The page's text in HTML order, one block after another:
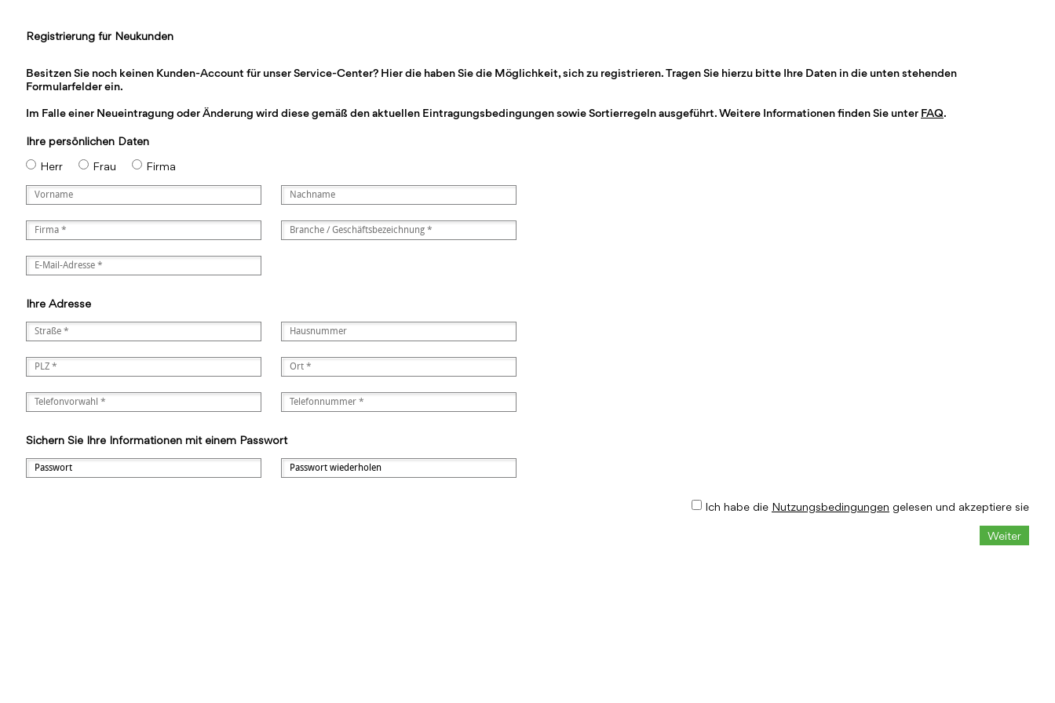
Registrierung für Neukunden
Besitzen Sie noch keinen Kunden-Account für unser Service-Center? Hier die haben Sie die Möglichkeit, sich zu registrieren. Tragen Sie hierzu bitte Ihre Daten in die unten stehenden
Formularfelder ein.
Im Falle einer Neueintragung oder Änderung wird diese gemäß den aktuellen Eintragungsbedingungen sowie Sortierregeln ausgeführt. Weitere Informationen finden Sie unter FAQ.
Ihre persönlichen Daten
Herr
Frau Firma
Ihre Adresse
Sichern Sie Ihre Informationen mit einem Passwort
Ich habe die Nutzungsbedingungen gelesen und akzeptiere sie